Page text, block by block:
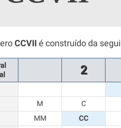
CCVII é construído da
2
M C
MM CC